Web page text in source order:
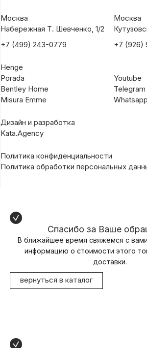
Москва
Набережная Т. Шевченко, 1/2
+7 (499) 243-0779
Москва
+7 (926)
Henge
Porada
Bentley Home
Misura Emme
Youtube
Telegram
Whatsapp
Дизайн и разработка
Kata.Agency
Политика конфиденциальности
Политика обработки персональных
Спасибо за Ваше
В ближайшее время свяжемся с
информацию о стоимости этого
доставки.
вернуться в каталог